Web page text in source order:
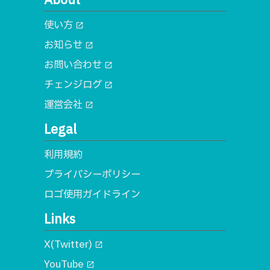
使い方 open_in_new
お知らせ open_in_new
お問い合わせ open_in_new
チェンジログ open_in_new
運営会社 open_in_new
Legal
利用規約
プライバシーポリシー
ロゴ使用ガイドライン
Links
X(Twitter) open_in_new
YouTube open_in_new